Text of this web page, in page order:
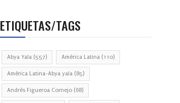
ETIQUETAS/TAGS
Abya Yala (557) América Latina (110)
América Latina-Abya yala (85)
Andrés Figueroa Cornejo (68)